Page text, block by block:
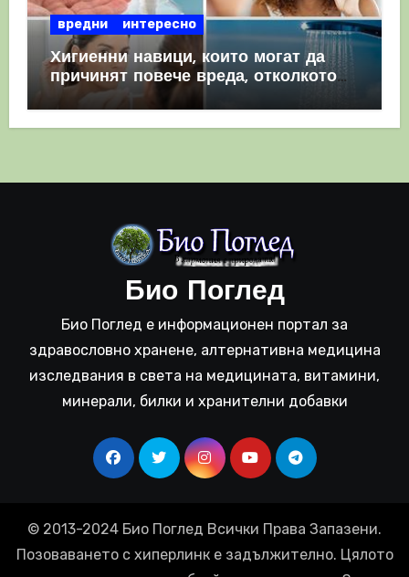
вредни интересно
Хигиенни навици, които могат да
причинят повече вреда, отколкото
полза
Био Поглед
Био Поглед е информационен портал за
здравословно хранене, алтернативна медицина
изследвания в света на медицината, витамини,
минерали, билки и хранителни добавки
© 2013-2024 Био Поглед Всички Права Запазени.
Позоваването с хиперлинк е задължително. Цялото